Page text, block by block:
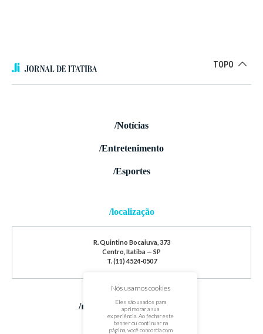
TOPO
/Notícias
/Entretenimento
/Esportes
/localização
R. Quintino Bocaiuva, 373
Centro, Itatiba — SP
T. (11) 4524-0507
/redes sociais
Nós usamos cookies
Eles são usados para
aprimorar a sua
experiência. Ao fechar este
banner ou continuar na
página, você concorda com